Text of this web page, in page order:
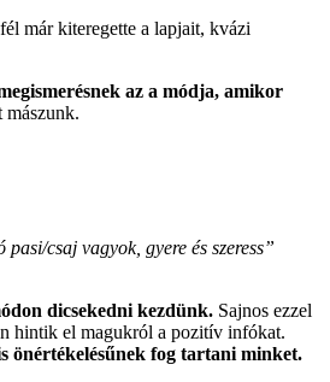
már kiteregette a lapjait, kvázi
az a módja, amikor
mászunk.
pasi/csaj vagyok, gyere és szeress”
dicsekedni kezdünk. Sajnos ezzel
hintik el magukról a pozitív infókat.
önértékelésűnek fog tartani minket.